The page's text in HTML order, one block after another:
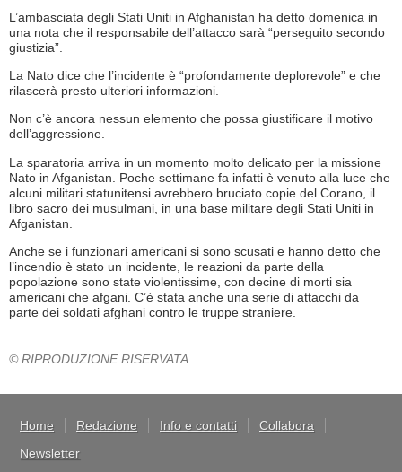
L’ambasciata degli Stati Uniti in Afghanistan ha detto domenica in
una nota che il responsabile dell’attacco sarà “perseguito secondo
giustizia”.
La Nato dice che l’incidente è “profondamente deplorevole” e che
rilascerà presto ulteriori informazioni.
Non c’è ancora nessun elemento che possa giustificare il motivo
dell’aggressione.
La sparatoria arriva in un momento molto delicato per la missione
Nato in Afganistan. Poche settimane fa infatti è venuto alla luce che
alcuni militari statunitensi avrebbero bruciato copie del Corano, il
libro sacro dei musulmani, in una base militare degli Stati Uniti in
Afganistan.
Anche se i funzionari americani si sono scusati e hanno detto che
l’incendio è stato un incidente, le reazioni da parte della
popolazione sono state violentissime, con decine di morti sia
americani che afgani. C’è stata anche una serie di attacchi da
parte dei soldati afghani contro le truppe straniere.
© RIPRODUZIONE RISERVATA
Home Redazione Info e contatti
Collabora
Newsletter